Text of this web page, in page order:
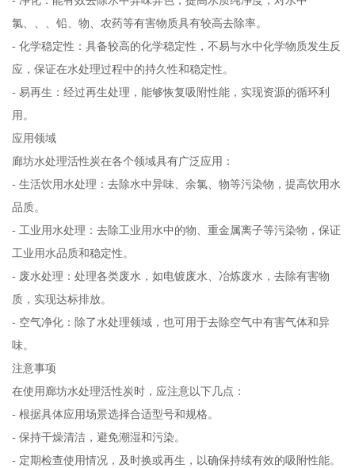
氯、、、铅、物、农药等有害物质具有较高去除率。
- 化学稳定性：具备较高的化学稳定性，不易与水中化学物质发生反
应，保证在水处理过程中的持久性和稳定性。
- 易再生：经过再生处理，能够恢复吸附性能，实现资源的循环利
用。
应用领域
廊坊水处理活性炭在各个领域具有广泛应用：
- 生活饮用水处理：去除水中异味、余氯、物等污染物，提高饮用水
品质。
- 工业用水处理：去除工业用水中的物、重金属离子等污染物，保证
工业用水品质和稳定性。
- 废水处理：处理各类废水，如电镀废水、冶炼废水，去除有害物
质，实现达标排放。
- 空气净化：除了水处理领域，也可用于去除空气中有害气体和异
味。
注意事项
在使用廊坊水处理活性炭时，应注意以下几点：
- 根据具体应用场景选择合适型号和规格。
- 保持干燥清洁，避免潮湿和污染。
- 定期检查使用情况，及时换或再生，以确保持续有效的吸附性能。